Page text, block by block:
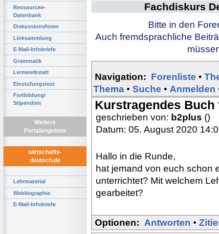
Ressourcen-
Datenbank
Diskussionsforen
Linksammlung
E-Mail-Infobriefe
Grammatik
Lernwerkstatt
Einstufungstest
Fortbildung/
Stipendien
Weitere
Portalangebote
wirtschafts-
deutsch.de
Lehrmaterial
Webliographie
E-Mail-Infobriefe
Fachdiskurs
Bitte in den
Auch fremdsprachliche
Navigation: Forenliste •
Thema • Suche • Anmelden
Kurstragendes Buch
geschrieben von: b2plus ()
Datum: 05. August 2020
Hallo in die Runde,
hat jemand von euch schon
unterrichtet? Mit welchem
gearbeitet?
Optionen: Antworten •